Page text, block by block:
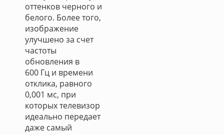
оттенков черного и
белого. Более того,
изображение
улучшено за счет
частоты
обновления в
600 Гц и времени
отклика, равного
0,001 мс, при
которых телевизор
идеально передает
даже самый